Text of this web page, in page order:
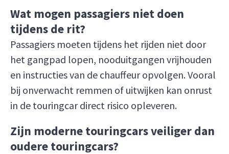
Wat mogen passagiers niet doen
tijdens de rit?
Passagiers moeten tijdens het rijden niet door
het gangpad lopen, nooduitgangen vrijhouden
en instructies van de chauffeur opvolgen. Vooral
bij onverwacht remmen of uitwijken kan onrust
in de touringcar direct risico opleveren.
Zijn moderne touringcars veiliger dan
oudere touringcars?